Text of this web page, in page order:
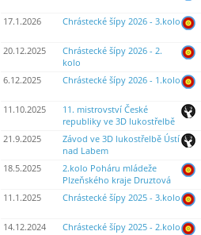
17.1.2026 Chrástecké šípy 2026 - 3.kolo
20.12.2025
Chrástecké šípy 2026 - 2.
kolo
6.12.2025 Chrástecké šípy 2026 - 1.kolo
11.10.2025
11. mistrovství České
republiky ve 3D lukostřelbě
21.9.2025
Závod ve 3D lukostřelbě Ústí
nad Labem
18.5.2025
2.kolo Poháru mládeže
Plzeňského kraje Druztová
11.1.2025 Chrástecké šípy 2025 - 3.kolo
14.12.2024 Chrástecké šípy 2025 - 2.kolo